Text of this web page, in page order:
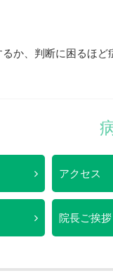
か、判断に困るほ
アクセス
院長ご挨拶